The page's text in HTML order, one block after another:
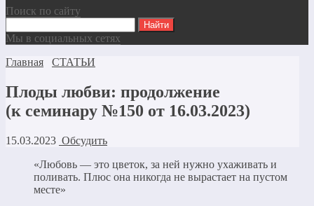
Поиск по сайту
Мы в социальных сетях
Главная
СТАТЬИ
Плоды любви: продолжение
(к семинару №150 от 16.03.2023)
15.03.2023 Обсудить
«Любовь — это цветок, за ней нужно ухаживать и
поливать. Плюс она никогда не вырастает на пустом
месте»